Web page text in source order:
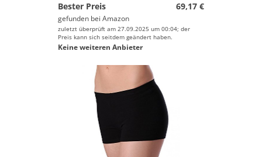
Bester Preis
69,17 €
gefunden bei Amazon
zuletzt überprüft am 27.09.2025 um 00:04; der
Preis kann sich seitdem geändert haben.
Keine weiteren Anbieter